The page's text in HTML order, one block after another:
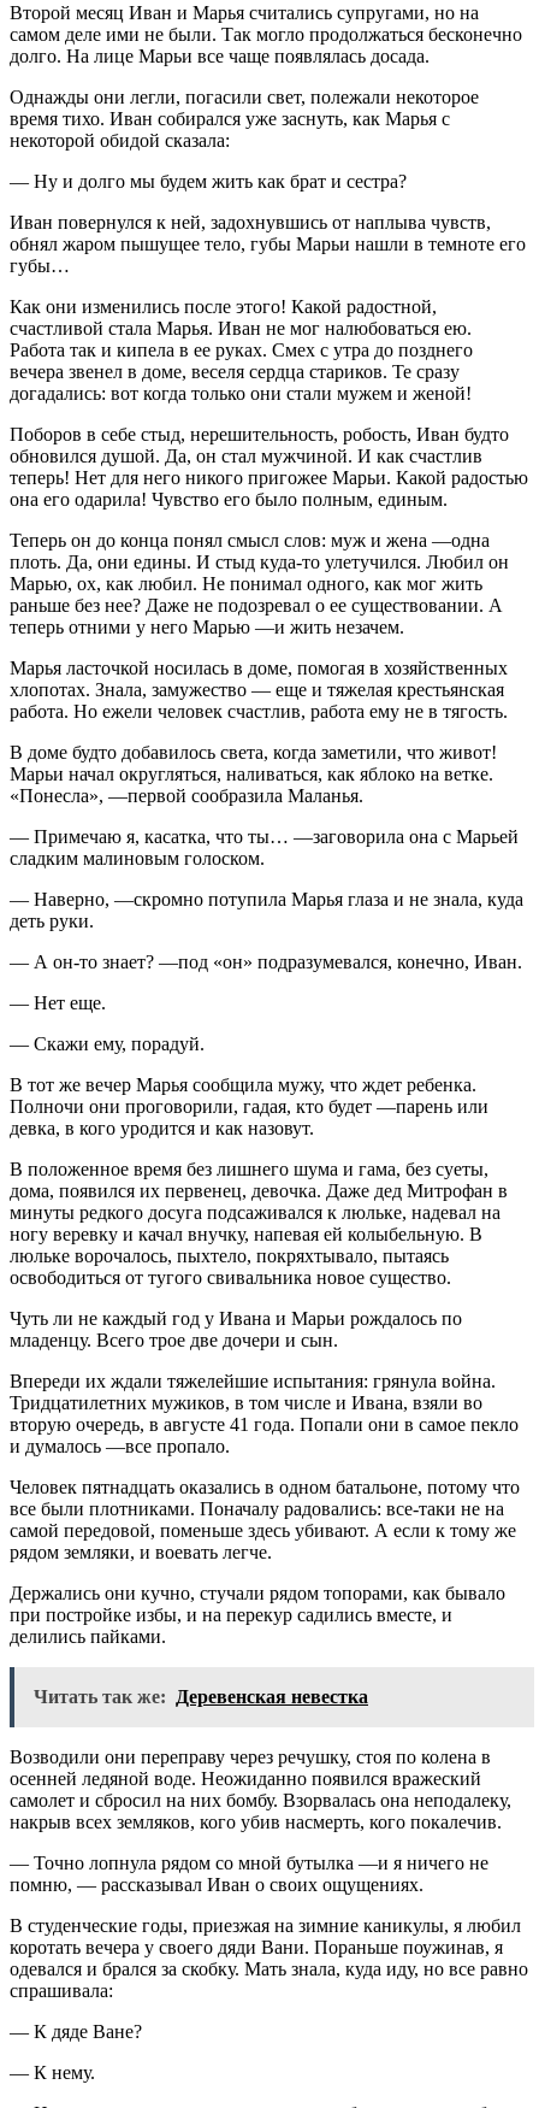
Второй месяц Иван и Марья считались супругами, но на
самом деле ими не были. Так могло продолжаться бесконечно
долго. На лице Марьи все чаще появлялась досада.
Однажды они легли, погасили свет, полежали некоторое
время тихо. Иван собирался уже заснуть, как Марья с
некоторой обидой сказала:
— Ну и долго мы будем жить как брат и сестра?
Иван повернулся к ней, задохнувшись от наплыва чувств,
обнял жаром пышущее тело, губы Марьи нашли в темноте его
губы…
Как они изменились после этого! Какой радостной,
счастливой стала Марья. Иван не мог налюбоваться ею.
Работа так и кипела в ее руках. Смех с утра до позднего
вечера звенел в доме, веселя сердца стариков. Те сразу
догадались: вот когда только они стали мужем и женой!
Поборов в себе стыд, нерешительность, робость, Иван будто
обновился душой. Да, он стал мужчиной. И как счастлив
теперь! Нет для него никого пригожее Марьи. Какой радостью
она его одарила! Чувство его было полным, единым.
Теперь он до конца понял смысл слов: муж и жена —одна
плоть. Да, они едины. И стыд куда-то улетучился. Любил он
Марью, ох, как любил. Не понимал одного, как мог жить
раньше без нее? Даже не подозревал о ее существовании. А
теперь отними у него Марью —и жить незачем.
Марья ласточкой носилась в доме, помогая в хозяйственных
хлопотах. Знала, замужество — еще и тяжелая крестьянская
работа. Но ежели человек счастлив, работа ему не в тягость.
В доме будто добавилось света, когда заметили, что живот!
Марьи начал округляться, наливаться, как яблоко на ветке.
«Понесла», —первой сообразила Маланья.
— Примечаю я, касатка, что ты… —заговорила она с Марьей
сладким малиновым голоском.
— Наверно, —скромно потупила Марья глаза и не знала, куда
деть руки.
— А он-то знает? —под «он» подразумевался, конечно, Иван.
— Нет еще.
— Скажи ему, порадуй.
В тот же вечер Марья сообщила мужу, что ждет ребенка.
Полночи они проговорили, гадая, кто будет —парень или
девка, в кого уродится и как назовут.
В положенное время без лишнего шума и гама, без суеты,
дома, появился их первенец, девочка. Даже дед Митрофан в
минуты редкого досуга подсаживался к люльке, надевал на
ногу веревку и качал внучку, напевая ей колыбельную. В
люльке ворочалось, пыхтело, покряхтывало, пытаясь
освободиться от тугого свивальника новое существо.
Чуть ли не каждый год у Ивана и Марьи рождалось по
младенцу. Всего трое две дочери и сын.
Впереди их ждали тяжелейшие испытания: грянула война.
Тридцатилетних мужиков, в том числе и Ивана, взяли во
вторую очередь, в августе 41 года. Попали они в самое пекло
и думалось —все пропало.
Человек пятнадцать оказались в одном батальоне, потому что
все были плотниками. Поначалу радовались: все-таки не на
самой передовой, поменьше здесь убивают. А если к тому же
рядом земляки, и воевать легче.
Держались они кучно, стучали рядом топорами, как бывало
при постройке избы, и на перекур садились вместе, и
делились пайками.
Читать так же: Деревенская невестка
Возводили они переправу через речушку, стоя по колена в
осенней ледяной воде. Неожиданно появился вражеский
самолет и сбросил на них бомбу. Взорвалась она неподалеку,
накрыв всех земляков, кого убив насмерть, кого покалечив.
— Точно лопнула рядом со мной бутылка —и я ничего не
помню, — рассказывал Иван о своих ощущениях.
В студенческие годы, приезжая на зимние каникулы, я любил
коротать вечера у своего дяди Вани. Пораньше поужинав, я
одевался и брался за скобку. Мать знала, куда иду, но все равно
спрашивала:
— К дяде Ване?
— К нему.